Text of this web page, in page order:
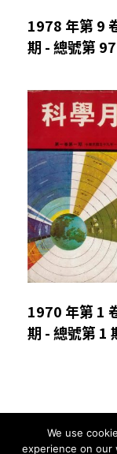
1978 年第 9
期 - 總號第
1970 年第 1
期 - 總號第 1
Comments
We use
experience on